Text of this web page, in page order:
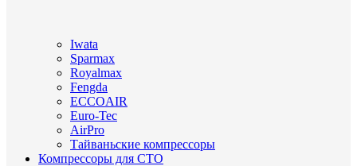
Iwata
Sparmax
Royalmax
Fengda
ECCOAIR
Euro-Tec
AirPro
Тайваньские компрессоры
Компрессоры для СТО